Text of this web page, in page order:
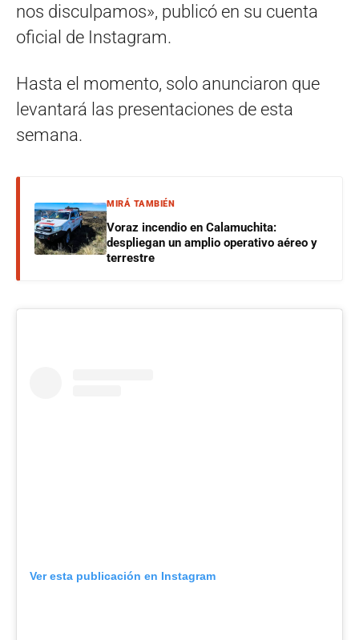
nos disculpamos», publicó en su cuenta
oficial de Instagram.
Hasta el momento, solo anunciaron que
levantará las presentaciones de esta
semana.
MIRÁ TAMBIÉN
Voraz incendio en Calamuchita:
despliegan un amplio operativo aéreo y
terrestre
Ver esta publicación en Instagram